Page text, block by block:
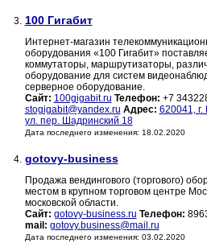
3. 100 Гигабит
Интернет-магазин
оборудования «100 Гигабит»
коммутаторы, маршрутизаторы,
оборудование для систем
серверное оборудование.
Сайт: 100gigabit.ru Телефон: +7
stogigabit@yandex.ru Адрес: 620041, г.
ул. пер. Шадринский 18
Дата последнего изменения: 18.02.2020
4. gotovy-business
Продажа вендингового (торгового)
местом в крупном торговом центре
московской области.
Сайт: gotovy-business.ru Телефон:
mail: gotovy.business@mail.ru
Дата последнего изменения: 03.02.2020